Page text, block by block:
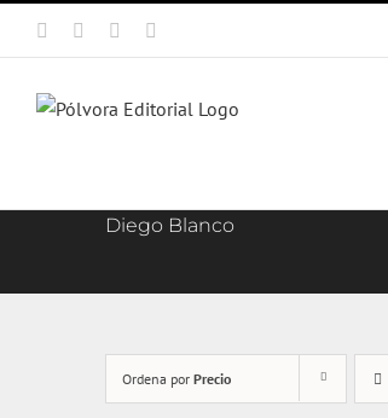
Facebook Instagram
Diego Blanco
Ordena por Precio